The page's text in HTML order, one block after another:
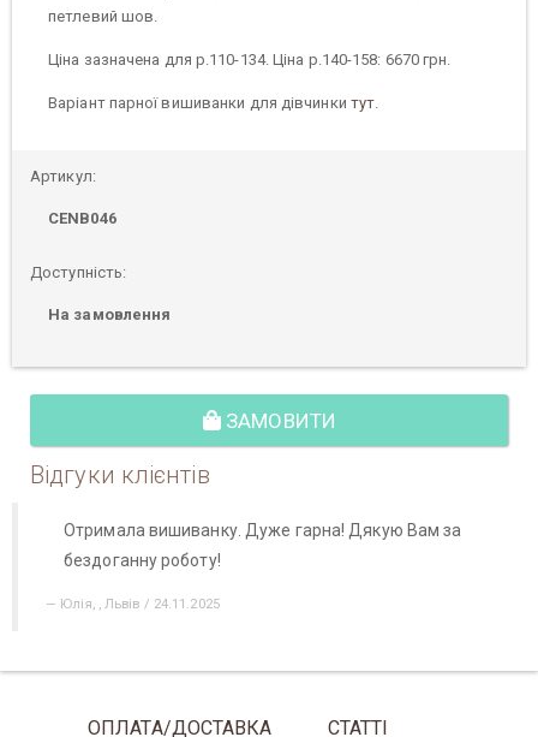
петлевий шов.
Ціна зазначена для р.110-134. Ціна р.140-158: 6670 грн.
Варіант парної вишиванки для дівчинки тут.
Артикул:
CENB046
Доступність:
На замовлення
ЗАМОВИТИ
Відгуки клієнтів
Отримала вишиванку. Дуже гарна! Дякую Вам за
бездоганну роботу!
Юлія, , Львів / 24.11.2025
ОПЛАТА/ДОСТАВКА СТАТТІ